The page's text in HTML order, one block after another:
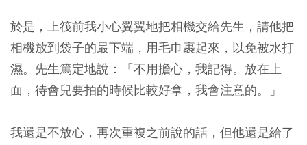
於是，上筏前我小心翼翼地把相機交給先生，請他把
相機放到袋子的最下端，用毛巾裹起來，以免被水打
濕。先生篤定地說：「不用擔心，我記得。放在上
面，待會兒要拍的時候比較好拿，我會注意的。」
我還是不放心，再次重複之前說的話，但他還是給了